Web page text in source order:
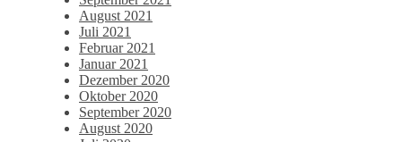
August 2021
Juli 2021
Februar 2021
Januar 2021
Dezember 2020
Oktober 2020
September 2020
August 2020